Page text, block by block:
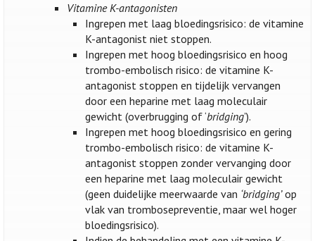
Vitamine K-antagonisten
Ingrepen met laag bloedingsrisico: de vitamine
K-antagonist niet stoppen.
Ingrepen met hoog bloedingsrisico en hoog
trombo-embolisch risico: de vitamine K-
antagonist stoppen en tijdelijk vervangen
door een heparine met laag moleculair
gewicht (overbrugging of ‘bridging’).
Ingrepen met hoog bloedingsrisico en gering
trombo-embolisch risico: de vitamine K-
antagonist stoppen zonder vervanging door
een heparine met laag moleculair gewicht
(geen duidelijke meerwaarde van ‘bridging’op
vlak van trombosepreventie, maar wel hoger
bloedingsrisico).